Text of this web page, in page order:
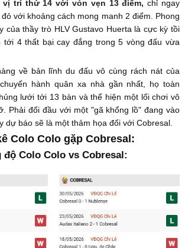
vị trí thứ 14 với vỏn vẹn 13 điểm,chỉ ngay
với khoảng cách mong manh 2 điểm. Phong
của thầy trò HLV Gustavo Huerta là cực kỳ tồi
tới 4 thất bại cay đắng trong 5 vòng đấu vừa
về bản lĩnh du đấu vô cùng rách nát của
hành quân xa nhà gần nhất, họ toàn
lưới tới 13 bàn và thể hiện một lối chơi vô
Phải đối đầu với một "gã khổng lồ" đang vào
dự báo sẽ là một thảm họa đối với Cobresal.
Colo Colo gặp Cobresal:
độ Colo Colo vs Cobresal: